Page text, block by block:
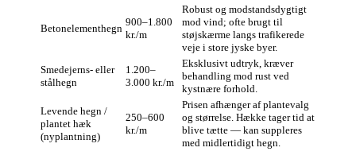
Betonelementhegn
900–1.800
kr./m
Robust og modstandsdygtigt
mod vind; ofte brugt til
støjskærme langs trafikerede
veje i store jyske byer.
Smedejerns- eller
stålhegn
1.200–
3.000 kr./m
Eksklusivt udtryk, kræver
behandling mod rust ved
kystnære forhold.
Levende hegn /
plantet hæk
(nyplantning)
250–600
kr./m
Prisen afhænger af plantevalg
og størrelse. Hække tager tid at
blive tætte — kan suppleres
med midlertidigt hegn.